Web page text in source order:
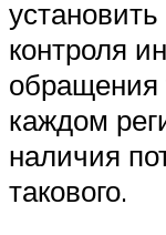
контроля
обращения
каждом
наличия
такового.